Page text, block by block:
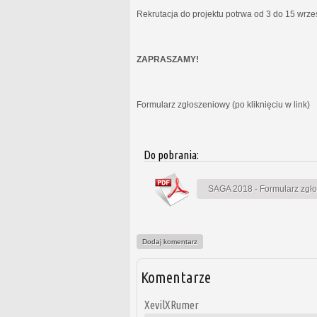
Rekrutacja do projektu potrwa od 3 do 15
ZAPRASZAMY!
Formularz zgłoszeniowy (po kliknięciu w link)
Do pobrania:
SAGA 2018 - Formularz
Dodaj komentarz
Komentarze
XevilXRumer